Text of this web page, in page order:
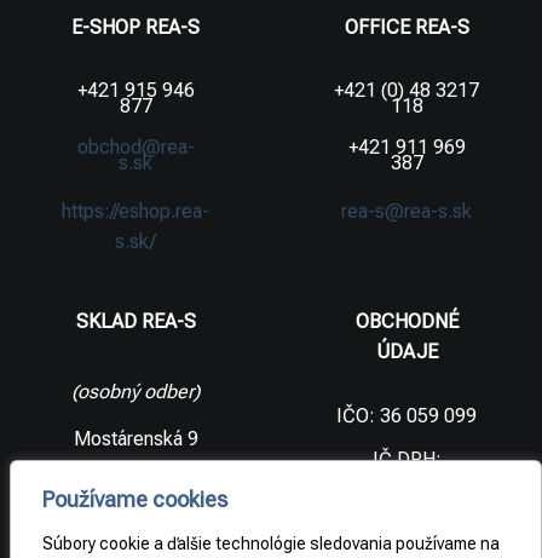
Používame cookies
Súbory cookie a ďalšie technológie sledovania používame na
E-SHOP REA-S
+421 915 946
877
obchod@rea-
s.sk
https://eshop.rea-
s.sk/
OFFICE REA-S
+421 (0) 48 3217
118
+421 911 969
387
rea-s@rea-s.sk
SKLAD REA-S
(osobný odber)
Mostárenská 9
republika
OBCHODNÉ
ÚDAJE
IČO: 36 059 099
IČ DPH:
2021733065